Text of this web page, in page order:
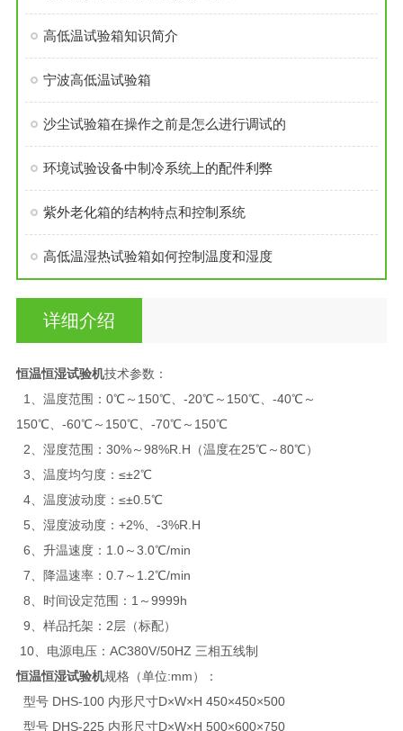
高低温试验箱知识简介
宁波高低温试验箱
沙尘试验箱在操作之前是怎么进行调试的
环境试验设备中制冷系统上的配件利弊
紫外老化箱的结构特点和控制系统
高低温湿热试验箱如何控制温度和湿度
详细介绍
恒温恒湿试验机技术参数：
1、温度范围：0℃～150℃、-20℃～150℃、-40℃～
150℃、-60℃～150℃、-70℃～150℃
2、湿度范围：30%～98%R.H（温度在25℃～80℃）
3、温度均匀度：≤±2℃
4、温度波动度：≤±0.5℃
5、湿度波动度：+2%、-3%R.H
6、升温速度：1.0～3.0℃/min
7、降温速率：0.7～1.2℃/min
8、时间设定范围：1～9999h
9、样品托架：2层（标配）
10、电源电压：AC380V/50HZ 三相五线制
恒温恒湿试验机规格（单位:mm）：
型号 DHS-100 内形尺寸D×W×H 450×450×500
型号 DHS-225 内形尺寸D×W×H 500×600×750